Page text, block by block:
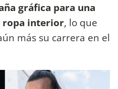
gráfica para una
ropa interior, lo que
más su carrera en el